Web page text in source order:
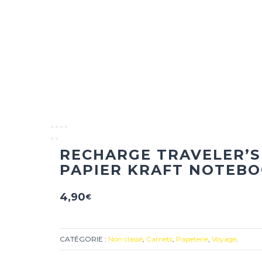
RECHARGE TRAVELER’S
PAPIER KRAFT
4,90€
CATÉGORIE : Non classé, Carnets, Papeterie, Voyage.